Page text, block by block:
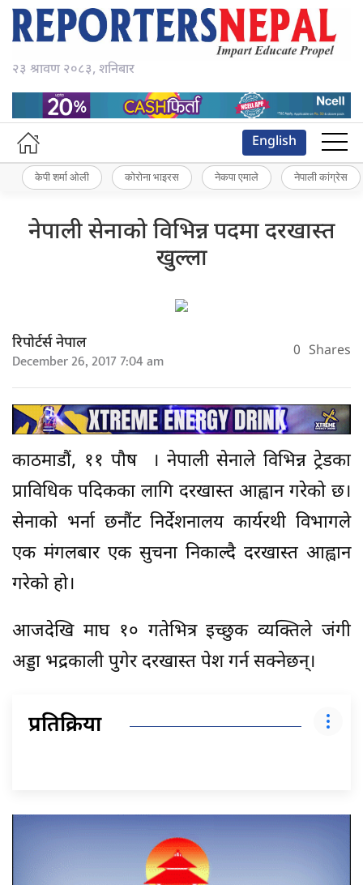
२३ श्रावण २०८३, शनिबार
English
केपी शर्मा ओली कोरोना भाइरस नेकपा एमाले नेपाली कांग्रेस
नेपाली सेनाको विभिन्न पदमा दरखास्त
खुल्ला
रिपोर्टर्स नेपाल
December 26, 2017 7:04 am 0 Shares
काठमाडौं, ११ पौष । नेपाली सेनाले विभिन्न ट्रेडका
प्राविधिक पदिकका लागि दरखास्त आह्वान गरेको छ।
सेनाको भर्ना छनौंट निर्देशनालय कार्यरथी विभागले
एक मंगलबार एक सुचना निकाल्दै दरखास्त आह्वान
गरेको हो।
आजदेखि माघ १० गतेभित्र इच्छुक व्यक्तिले जंगी
अड्डा भद्रकाली पुगेर दरखास्त पेश गर्न सक्नेछन्।
प्रतिक्रिया